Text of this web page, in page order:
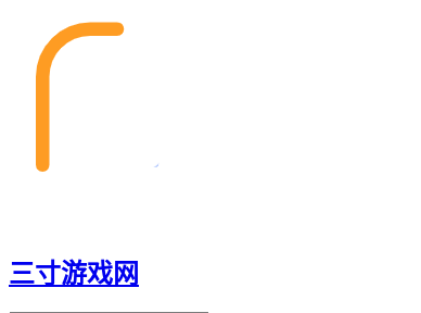
三寸游戏网